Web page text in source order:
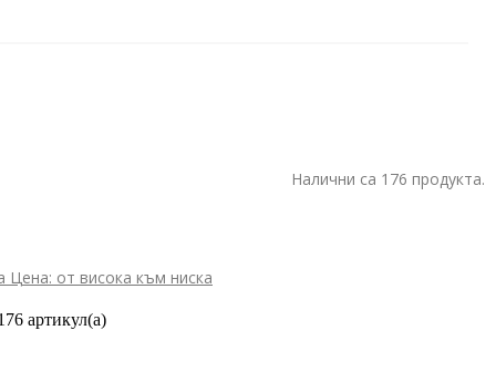
Налични са 176 продукта.
Цена: от висока към ниска
артикул(а)